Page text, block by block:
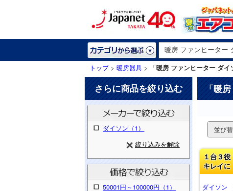
トップ> 暖房器具 > 「暖房 ファンヒーター ダイ
さらに商品を絞り込む
ダイソン（1）
絞り込みを解除
50001円～100000円（1）
「暖
並び
１台３
キレイに
ダイソン